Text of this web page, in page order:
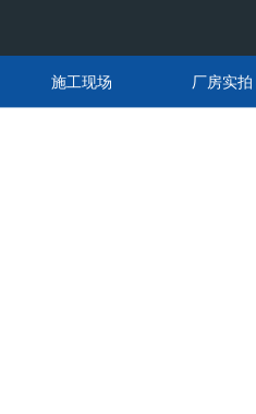
施工现场 厂房实拍